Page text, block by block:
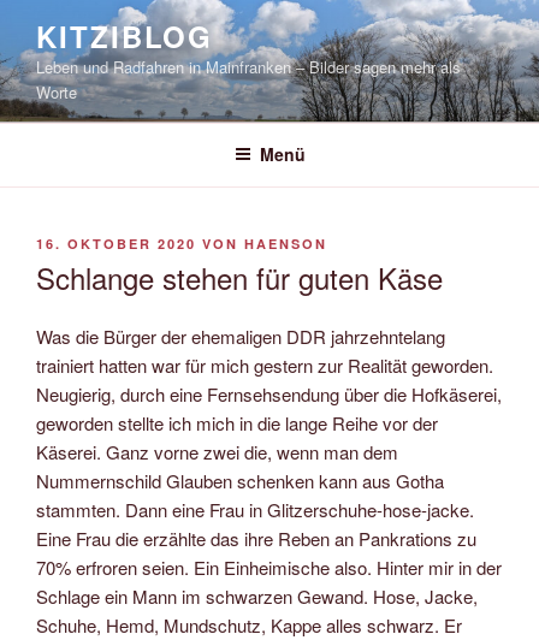
springen
KITZIBLOG
Leben und Radfahren in Mainfranken – Bilder sagen mehr als
Worte
Menü
VERÖFFENTLICHT
16. OKTOBER 2020 VON HAENSON
Schlange stehen für guten Käse
Was die Bürger der ehemaligen DDR jahrzehntelang
trainiert hatten war für mich gestern zur Realität geworden.
Neugierig, durch eine Fernsehsendung über die Hofkäserei,
geworden stellte ich mich in die lange Reihe vor der
Käserei. Ganz vorne zwei die, wenn man dem
Nummernschild Glauben schenken kann aus Gotha
stammten. Dann eine Frau in Glitzerschuhe-hose-jacke.
Eine Frau die erzählte das ihre Reben an Pankrations zu
70% erfroren seien. Ein Einheimische also. Hinter mir in der
Schlage ein Mann im schwarzen Gewand. Hose, Jacke,
Schuhe, Hemd, Mundschutz, Kappe alles schwarz. Er